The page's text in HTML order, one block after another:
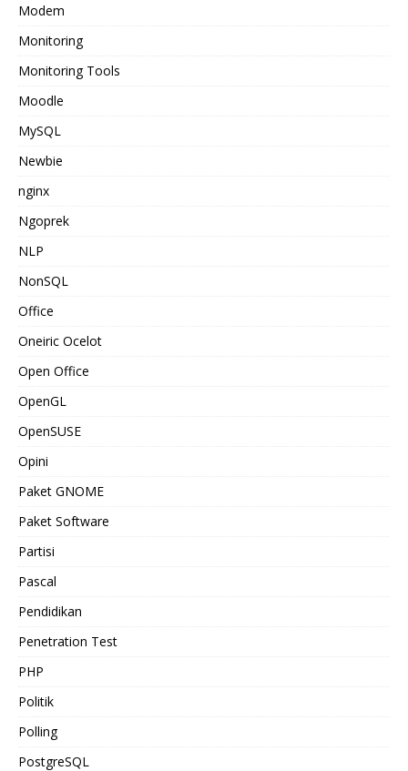
Modem
Monitoring
Monitoring Tools
Moodle
MySQL
Newbie
nginx
Ngoprek
NLP
NonSQL
Office
Oneiric Ocelot
Open Office
OpenGL
OpenSUSE
Opini
Paket GNOME
Paket Software
Partisi
Pascal
Pendidikan
Penetration Test
PHP
Politik
Polling
PostgreSQL